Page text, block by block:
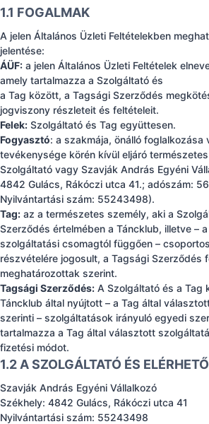
1.1 FOGALMAK
A jelen Általános Üzleti Feltételekben
jelentése:
ÁÜF: a jelen Általános Üzleti Feltételek
amely tartalmazza a Szolgáltató és
a Tag között, a Tagsági Szerződés
jogviszony részleteit és feltételeit.
Felek: Szolgáltató és Tag együttesen.
Fogyasztó: a szakmája, önálló foglalkozása
tevékenysége körén kívül eljáró
Szolgáltató vagy Szavják András Egyéni
4842 Gulács, Rákóczi utca 41.; adószám:
Nyilvántartási szám: 55243498).
Tag: az a természetes személy, aki a
Szerződés értelmében a Táncklub, illetve –
szolgáltatási csomagtól függően –
részvételére jogosult, a Tagsági Szerződés
meghatározottak szerint.
Tagsági Szerződés: A Szolgáltató és a Tag
Táncklub által nyújtott – a Tag által
szerinti – szolgáltatások irányuló egyedi
tartalmazza a Tag által választott
fizetési módot.
1.2 A SZOLGÁLTATÓ ÉS
Szavják András Egyéni Vállalkozó
Székhely: 4842 Gulács, Rákóczi utca 41
Nyilvántartási szám: 55243498